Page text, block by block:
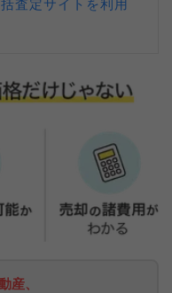
査定サイトを利用
産、